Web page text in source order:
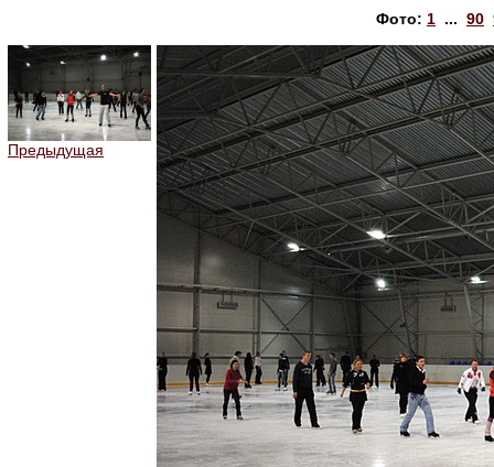
Фото: 1 ... 90
Предыдущая